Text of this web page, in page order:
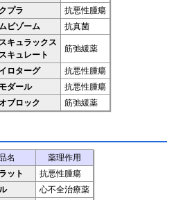
プラ
抗悪性腫瘍
ビゾーム 抗真菌
キュラックス
キュレート
筋弛緩薬
ロターグ
抗悪性腫瘍
ダール
抗悪性腫瘍
ブロック 筋弛緩薬
名
薬理作用
ット
抗悪性腫瘍
心不全治療薬